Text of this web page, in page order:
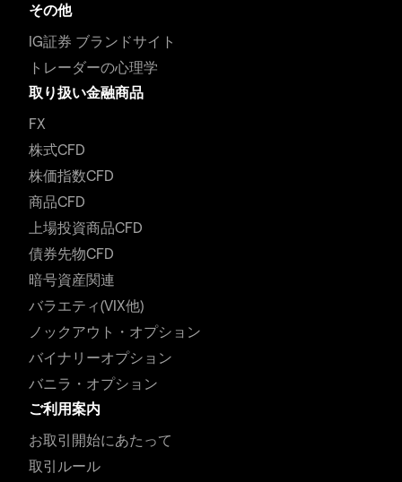
その他
IG証券 ブランドサイト
トレーダーの心理学
取り扱い金融商品
FX
株式CFD
株価指数CFD
商品CFD
上場投資商品CFD
債券先物CFD
暗号資産関連
バラエティ(VIX他)
ノックアウト・オプション
バイナリーオプション
バニラ・オプション
ご利用案内
お取引開始にあたって
取引ルール